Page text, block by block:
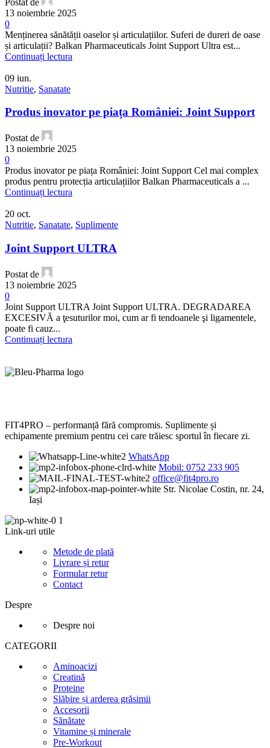
13 noiembrie 2025
0
Menținerea sănătății oaselor și articulațiilor. Suferi de dureri de oase
și articulații? Balkan Pharmaceuticals Joint Support Ultra est...
Continuați lectura
09 iun.
Nutritie, Sanatate
Produs inovator pe piața României: Joint Support
Postat de
13 noiembrie 2025
0
Produs inovator pe piața României: Joint Support Cel mai complex
produs pentru protecția articulațiilor Balkan Pharmaceuticals a ...
Continuați lectura
20 oct.
Nutritie, Sanatate, Suplimente
Joint Support ULTRA
Postat de
13 noiembrie 2025
0
Joint Support ULTRA Joint Support ULTRA. DEGRADAREA
EXCESIVĂ a ţesuturilor moi, cum ar fi tendoanele şi ligamentele,
poate fi cauz...
Continuați lectura
FIT4PRO – performanță fără compromis. Suplimente și
echipamente premium pentru cei care trăiesc sportul în fiecare zi.
WhatsApp
Mobil: 0752 233 905
office@fit4pro.ro
Str. Nicolae Costin, nr. 24,
Iași
Link-uri utile
Metode de plată
Livrare și retur
Formular retur
Contact
Despre
Despre noi
CATEGORII
Aminoacizi
Creatină
Proteine
Slăbire și arderea grăsimii
Accesorii
Sănătate
Vitamine și minerale
Pre-Workout